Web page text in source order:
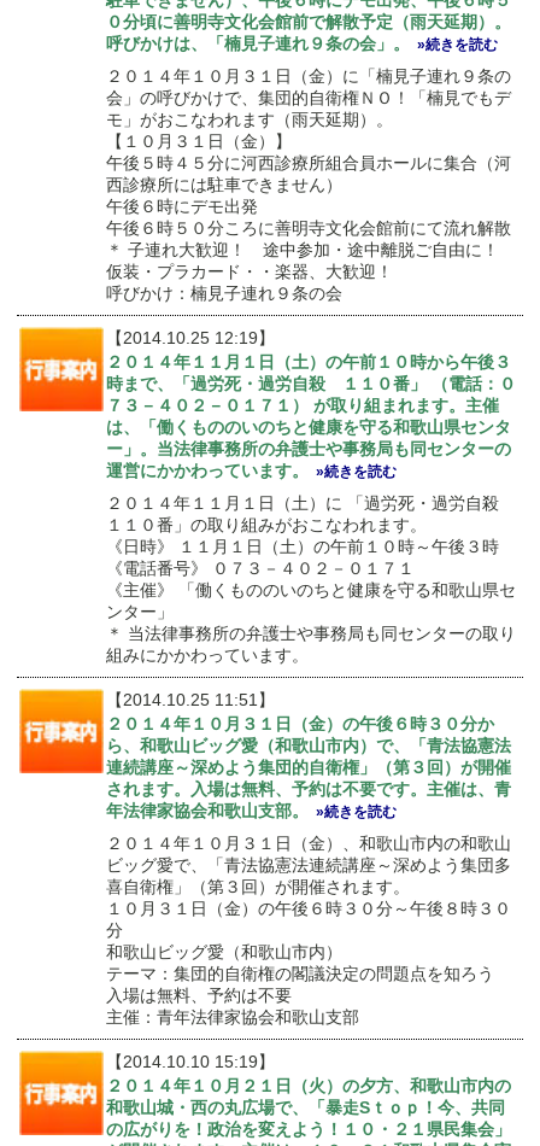
０分頃に善明寺文化会館前で解散予定（雨天延期）。
呼びかけは、「楠見子連れ９条の会」。
»続きを読む
２０１４年１０月３１日（金）に「楠見子連れ９条の
会」の呼びかけで、集団的自衛権ＮＯ！「楠見でもデ
モ」がおこなわれます（雨天延期）。
【１０月３１日（金）】
午後５時４５分に河西診療所組合員ホールに集合（河
西診療所には駐車できません）
午後６時にデモ出発
午後６時５０分ころに善明寺文化会館前にて流れ解散
＊ 子連れ大歓迎！ 途中参加・途中離脱ご自由に！
仮装・プラカード・・楽器、大歓迎！
呼びかけ：楠見子連れ９条の会
【2014.10.25 12:19】
２０１４年１１月１日（土）の午前１０時から午後３
時まで、「過労死・過労自殺 １１０番」 （電話：０
７３－４０２－０１７１） が取り組まれます。主催
は、「働くもののいのちと健康を守る和歌山県センタ
ー」。当法律事務所の弁護士や事務局も同センターの
運営にかかわっています。
»続きを読む
２０１４年１１月１日（土）に 「過労死・過労自殺
１１０番」の取り組みがおこなわれます。
《日時》 １１月１日（土）の午前１０時～午後３時
《電話番号》 ０７３－４０２－０１７１
《主催》 「働くもののいのちと健康を守る和歌山県セ
ンター」
＊ 当法律事務所の弁護士や事務局も同センターの取り
組みにかかわっています。
【2014.10.25 11:51】
２０１４年１０月３１日（金）の午後６時３０分か
ら、和歌山ビッグ愛（和歌山市内）で、「青法協憲法
連続講座～深めよう集団的自衛権」（第３回）が開催
されます。入場は無料、予約は不要です。主催は、青
年法律家協会和歌山支部。
»続きを読む
２０１４年１０月３１日（金）、和歌山市内の和歌山
ビッグ愛で、「青法協憲法連続講座～深めよう集団多
喜自衛権」（第３回）が開催されます。
１０月３１日（金）の午後６時３０分～午後８時３０
分
和歌山ビッグ愛（和歌山市内）
テーマ：集団的自衛権の閣議決定の問題点を知ろう
入場は無料、予約は不要
主催：青年法律家協会和歌山支部
【2014.10.10 15:19】
２０１４年１０月２１日（火）の夕方、和歌山市内の
和歌山城・西の丸広場で、「暴走Sｔｏｐ！今、共同
の広がりを！政治を変えよう！１０・２１県民集会」